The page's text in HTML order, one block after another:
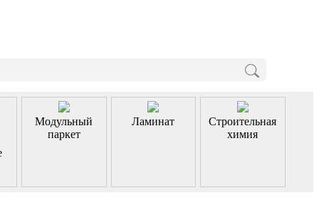
Модульный
паркет
Ламинат
Строительная
химия